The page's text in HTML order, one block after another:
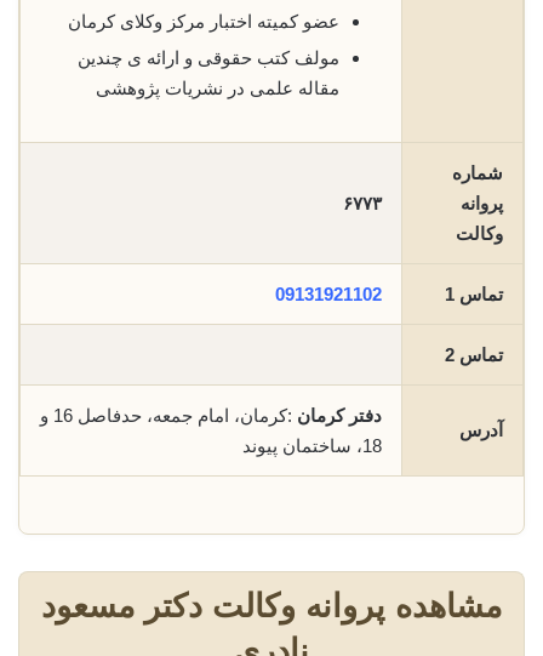
عضو کمیته اختبار مرکز وکلای کرمان
مولف کتب حقوقی و ارائه ی چندین
مقاله علمی در نشریات پژوهشی
شماره
پروانه
وکالت
۶۷۷۳
تماس 1 09131921102
تماس 2
آدرس
دفتر کرمان
:کرمان، امام جمعه، حدفاصل 16 و
18، ساختمان پیوند
مشاهده پروانه وکالت دکتر مسعود